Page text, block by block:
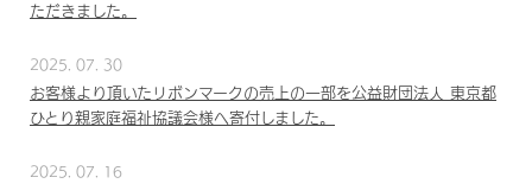
ただきました。
2025. 07. 30
お客様より頂いたリボンマークの売上の一部を公益財団法人 東京都
ひとり親家庭福祉協議会様へ寄付しました。
2025. 07. 16